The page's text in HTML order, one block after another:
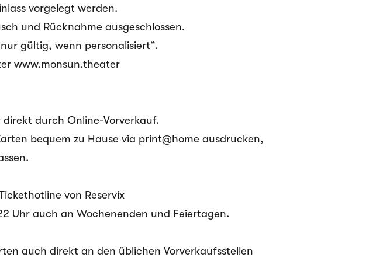
vorgelegt werden.
und Rücknahme ausgeschlossen.
gültig, wenn personalisiert“.
www.monsun.theater
direkt durch Online-Vorverkauf.
bequem zu Hause via print@home ausdrucken,
von Reservix
Uhr auch an Wochenenden und Feiertagen.
auch direkt an den üblichen Vorverkaufsstellen